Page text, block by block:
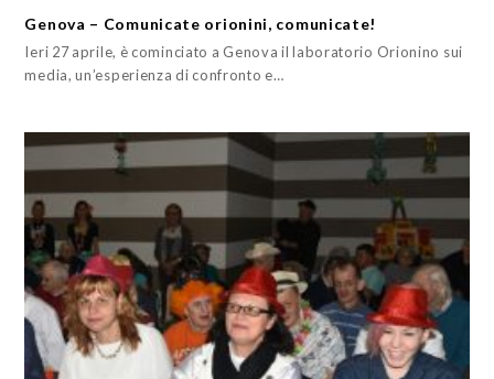
Genova – Comunicate orionini, comunicate!
Ieri 27 aprile, è cominciato a Genova il laboratorio Orionino sui
media, un’esperienza di confronto e…